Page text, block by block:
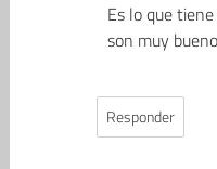
Es lo que
son muy
Responder